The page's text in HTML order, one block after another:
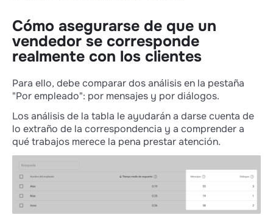
Cómo asegurarse de que un
vendedor se corresponde
realmente con los clientes
Para ello, debe comparar dos análisis en la pestaña
"Por empleado": por mensajes y por diálogos.
Los análisis de la tabla le ayudarán a darse cuenta de
lo extraño de la correspondencia y a comprender a
qué trabajos merece la pena prestar atención.